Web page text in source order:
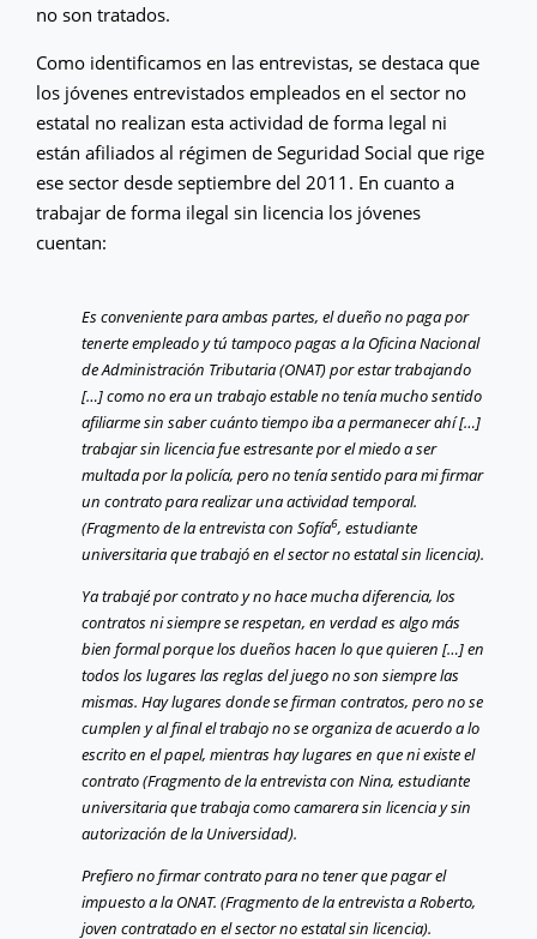
no son tratados.
Como identificamos en las entrevistas, se destaca que
los jóvenes entrevistados empleados en el sector no
estatal no realizan esta actividad de forma legal ni
están afiliados al régimen de Seguridad Social que rige
ese sector desde septiembre del 2011. En cuanto a
trabajar de forma ilegal sin licencia los jóvenes
cuentan:
Es conveniente para ambas partes, el dueño no paga por
tenerte empleado y tú tampoco pagas a la Oficina Nacional
de Administración Tributaria (ONAT) por estar trabajando
[…] como no era un trabajo estable no tenía mucho sentido
afiliarme sin saber cuánto tiempo iba a permanecer ahí […]
trabajar sin licencia fue estresante por el miedo a ser
multada por la policía, pero no tenía sentido para mi firmar
un contrato para realizar una actividad temporal.
(Fragmento de la entrevista con Sofía6, estudiante
universitaria que trabajó en el sector no estatal sin licencia).
Ya trabajé por contrato y no hace mucha diferencia, los
contratos ni siempre se respetan, en verdad es algo más
bien formal porque los dueños hacen lo que quieren […] en
todos los lugares las reglas del juego no son siempre las
mismas. Hay lugares donde se firman contratos, pero no se
cumplen y al final el trabajo no se organiza de acuerdo a lo
escrito en el papel, mientras hay lugares en que ni existe el
contrato (Fragmento de la entrevista con Nina, estudiante
universitaria que trabaja como camarera sin licencia y sin
autorización de la Universidad).
Prefiero no firmar contrato para no tener que pagar el
impuesto a la ONAT. (Fragmento de la entrevista a Roberto,
joven contratado en el sector no estatal sin licencia).